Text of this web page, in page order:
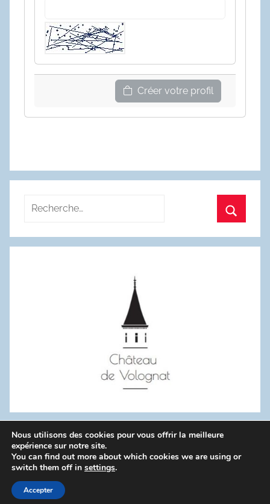
Créer votre profil
Recherche
:
WordPress Theme: Donovan by ThemeZee.
Politique de confidentialité
Nous utilisons des cookies pour vous offrir la meilleure
expérience sur notre site.
You can find out more about which cookies we are using or
switch them off in settings.
Accepter